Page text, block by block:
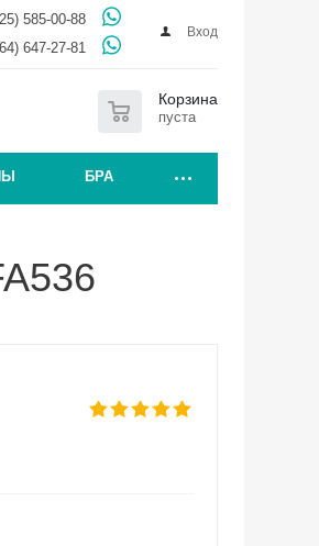
585-00-88
647-27-81
Вход
Корзина
пуста
БРА